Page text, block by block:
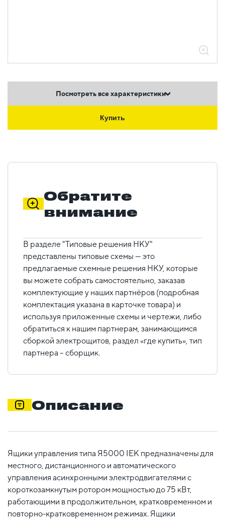
Посмотреть все характеристики
Купить
Обратите
внимание
В разделе "Типовые решения НКУ"
представлены типовые схемы — это
предлагаемые схемные решения НКУ, которые
вы можете собрать самостоятельно, заказав
комплектующие у наших партнёров (подробная
комплектация указана в карточке товара) и
используя приложенные схемы и чертежи, либо
обратиться к нашим партнерам, занимающимся
сборкой электрощитов, раздел «где купить», тип
партнера – сборщик.
Описание
Ящики управления типа Я5000 IEK предназначены для
местного, дистанционного и автоматического
управления асинхронными электродвигателями с
короткозамкнутым ротором мощностью до 75 кВт,
работающими в продолжительном, кратковременном и
повторно-кратковременном режимах. Ящики